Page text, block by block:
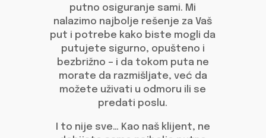
putno osiguranje sami. Mi
nalazimo najbolje rešenje za Vaš
put i potrebe kako biste mogli da
putujete sigurno, opušteno i
bezbrižno – i da tokom puta ne
morate da razmišljate, već da
možete uživati u odmoru ili se
predati poslu.
I to nije sve… Kao naš klijent, ne